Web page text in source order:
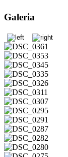
Galeria